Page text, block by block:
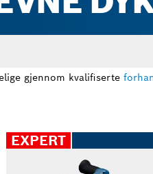
gjennom kvalifiserte
EXPERT